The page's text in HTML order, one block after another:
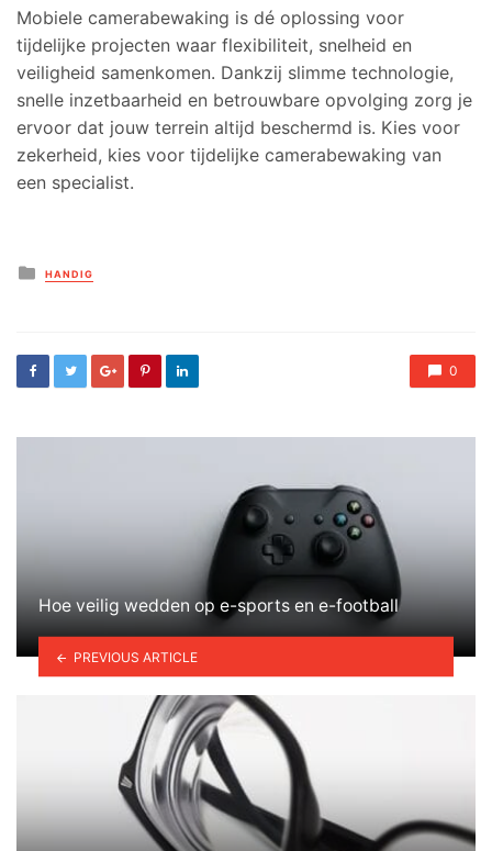
Mobiele camerabewaking is dé oplossing voor
tijdelijke projecten waar flexibiliteit, snelheid en
veiligheid samenkomen. Dankzij slimme technologie,
snelle inzetbaarheid en betrouwbare opvolging zorg je
ervoor dat jouw terrein altijd beschermd is. Kies voor
zekerheid, kies voor tijdelijke camerabewaking van
een specialist.
Posted
in
HANDIG
0
Hoe veilig wedden op e-sports en e-football
PREVIOUS ARTICLE